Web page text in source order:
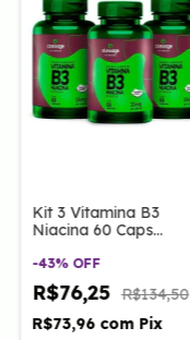
Kit 3 Vitamina B3
Niacina 60 Caps
-43% OFF
R$76,25 R$134,50
R$73,96 com Pix